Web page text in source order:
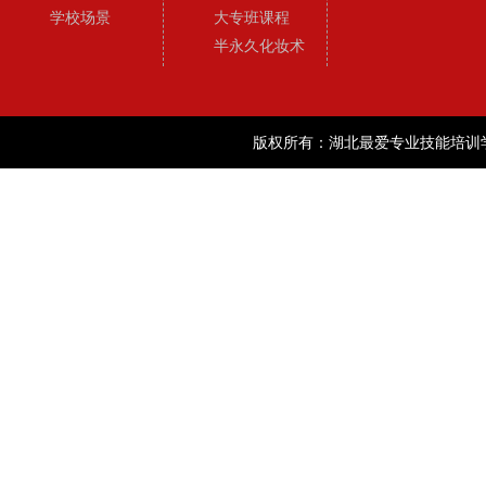
学校场景
大专班课程
半永久化妆术
版权所有：湖北最爱专业技能培